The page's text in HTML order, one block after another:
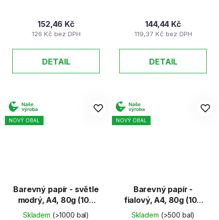
126 Kč bez DPH
152,46 Kč
DETAIL
119,37 Kč bez DPH
144,44 Kč
DETAIL
NOVÝ OBAL
Barevný papír - světle
modrý, A4, 80g (100
listů)
Skladem (>1000 bal)
NOVÝ OBAL
Barevný papír -
fialový, A4, 80g (100
listů)
Skladem (>500 bal)